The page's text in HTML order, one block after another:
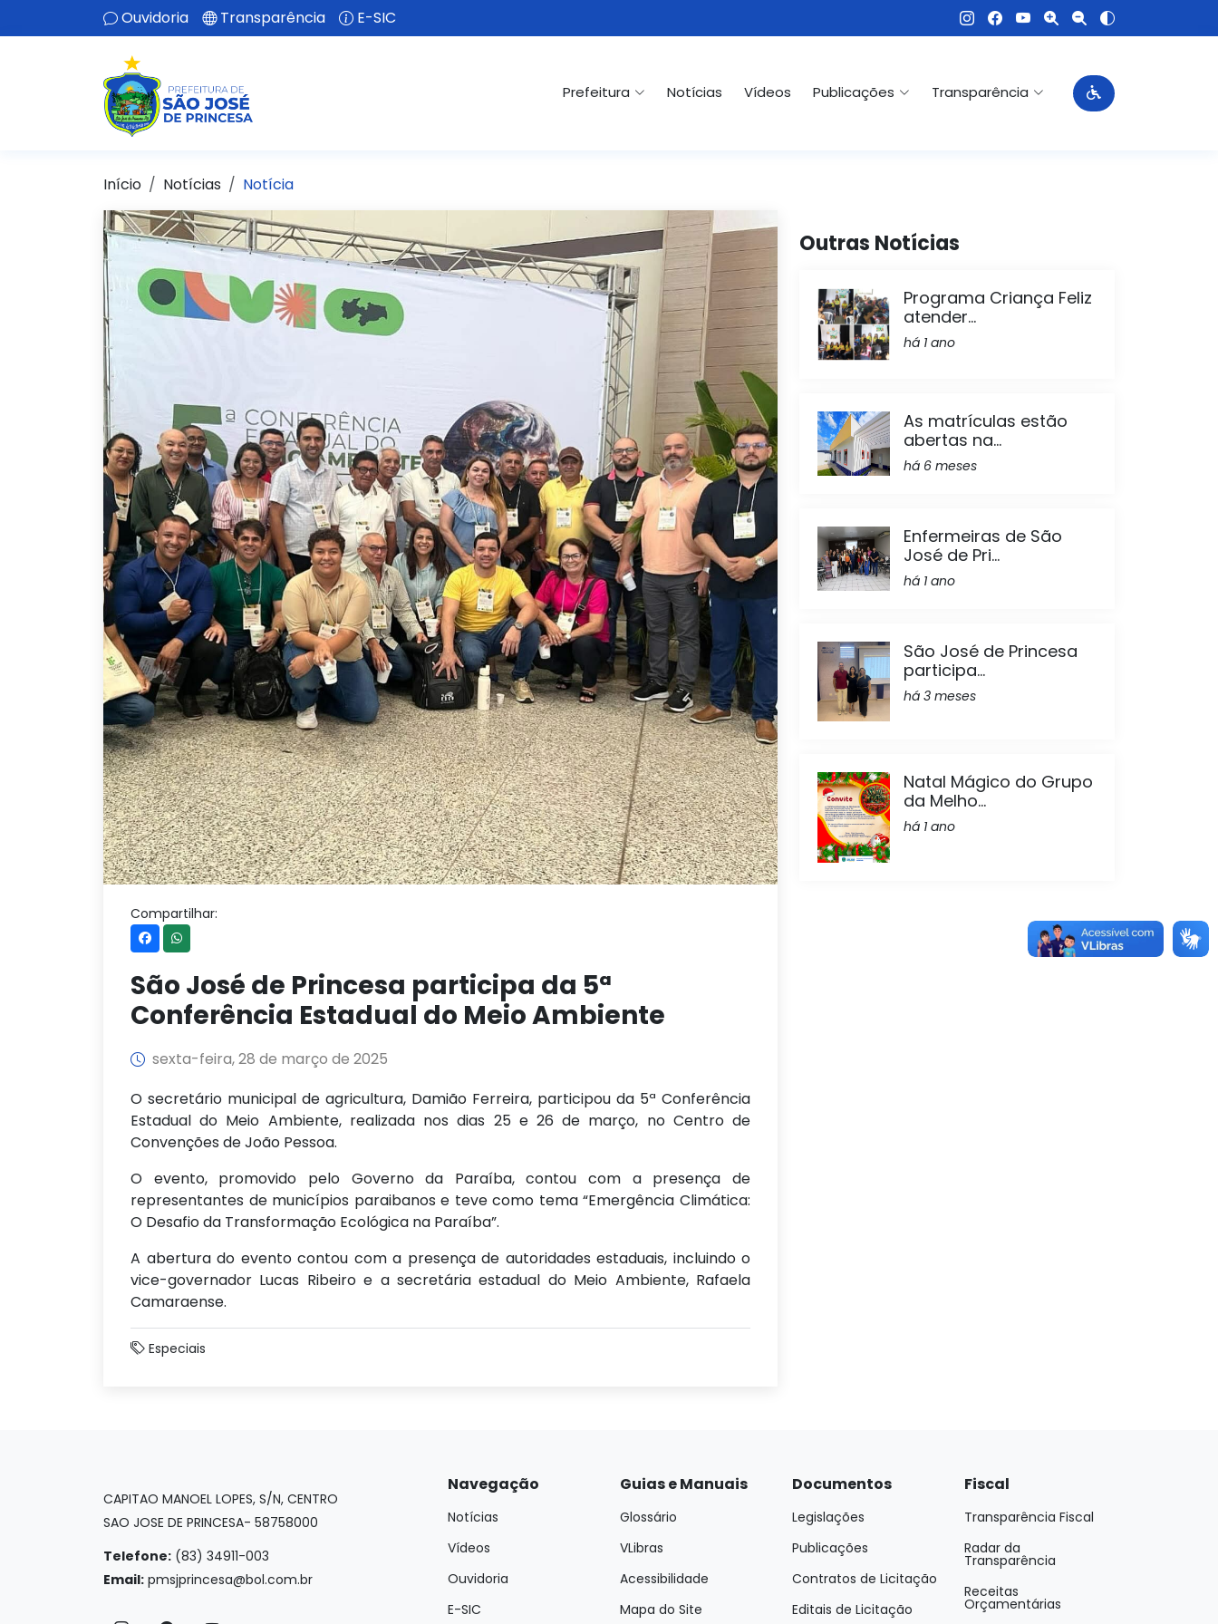
Ouvidoria Transparência E-SIC
Prefeitura Notícias Vídeos Publicações Transparência
Início Notícias Notícia
Compartilhar:
São José de Princesa participa da 5ª
Conferência Estadual do Meio Ambiente
sexta-feira, 28 de março de 2025
O secretário municipal de agricultura, Damião Ferreira, participou da 5ª Conferência
Estadual do Meio Ambiente, realizada nos dias 25 e 26 de março, no Centro de
Convenções de João Pessoa.
O evento, promovido pelo Governo da Paraíba, contou com a presença de
representantes de municípios paraibanos e teve como tema “Emergência Climática:
O Desafio da Transformação Ecológica na Paraíba”.
A abertura do evento contou com a presença de autoridades estaduais, incluindo o
vice-governador Lucas Ribeiro e a secretária estadual do Meio Ambiente, Rafaela
Camaraense.
Especiais
Outras Notícias
Programa Criança Feliz
atender...
há 1 ano
As matrículas estão
abertas na...
há 6 meses
Enfermeiras de São
José de Pri...
há 1 ano
São José de Princesa
participa...
há 3 meses
Natal Mágico do Grupo
da Melho...
há 1 ano
CAPITAO MANOEL LOPES, S/N, CENTRO
SAO JOSE DE PRINCESA- 58758000
Telefone: (83) 34911-003
Email: pmsjprincesa@bol.com.br
Navegação
Notícias
Vídeos
Ouvidoria
E-SIC
Guias e Manuais
Glossário
VLibras
Acessibilidade
Mapa do Site
Documentos
Legislações
Publicações
Contratos de Licitação
Editais de Licitação
Fiscal
Transparência Fiscal
Radar da
Transparência
Receitas
Orçamentárias